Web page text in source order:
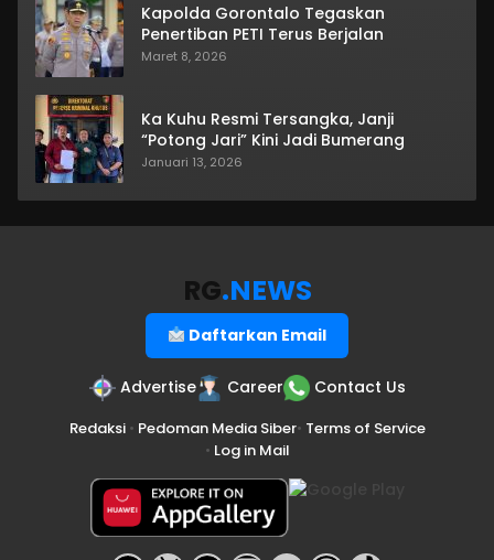
Kapolda Gorontalo Tegaskan
Penertiban PETI Terus Berjalan
Maret 8, 2026
Ka Kuhu Resmi Tersangka, Janji
“Potong Jari” Kini Jadi Bumerang
Januari 13, 2026
RG.NEWS
Daftarkan Email
Advertise Career Contact Us
Redaksi• Pedoman Media Siber• Terms of Service
• Log in Mail